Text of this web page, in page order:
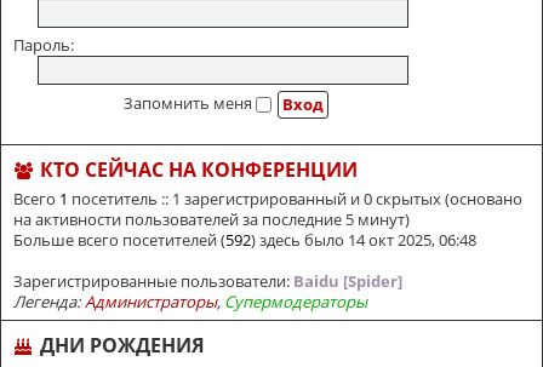
Пароль:
Запомнить меня
КТО СЕЙЧАС НА КОНФЕРЕНЦИИ
Всего 1 посетитель :: 1 зарегистрированный и 0 скрытых (основано
на активности пользователей за последние 5 минут)
Больше всего посетителей (592) здесь было 14 окт 2025, 06:48
Зарегистрированные пользователи: Baidu [Spider]
Легенда:Администраторы, Супермодераторы
ДНИ РОЖДЕНИЯ